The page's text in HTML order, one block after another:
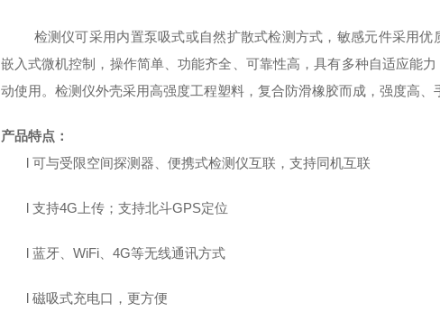
检测仪可采用内置泵吸式或自然扩散式检测方式，敏感元件采用
嵌入式微机控制，操作简单、功能齐全、可靠性高，具有多种自适应能
动使用。检测仪外壳采用高强度工程塑料，复合防滑橡胶而成，强度高、
产品特点：
l 可与受限空间探测器、便携式检测仪互联，支持同机互联
l 支持4G上传；支持北斗GPS定位
l 蓝牙、 WiFi、4G等无线通讯方式
l 磁吸式充电口，更方便